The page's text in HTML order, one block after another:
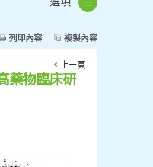
列印內容 複製內容
上一頁
藥物臨床研